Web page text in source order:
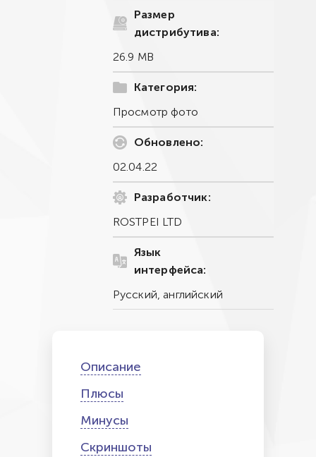
Размер
дистрибутива:
26.9 MB
Категория:
Просмотр фото
Обновлено:
02.04.22
Разработчик:
ROSTPEI LTD
Язык
интерфейса:
Русский, английский
Описание
Плюсы
Минусы
Скриншоты